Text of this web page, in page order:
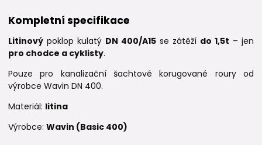
Kompletní specifikace
Litinový poklop kulatý DN 400/A15 se zátěží do 1,5t – jen
pro chodce a cyklisty.
Pouze pro kanalizační šachtové korugované roury od
výrobce Wavin DN 400.
Materiál: litina
Výrobce: Wavin (Basic 400)